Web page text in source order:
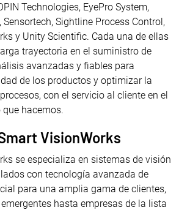
Technologies, EyePro System,
Sensortech, Sightline Process Control,
y Unity Scientific. Cada una de ellas
trayectoria en el suministro de
avanzadas y fiables para
de los productos y optimizar la
con el servicio al cliente en el
hacemos.
VisionWorks
se especializa en sistemas de visión
con tecnología avanzada de
para una amplia gama de clientes,
hasta empresas de la lista